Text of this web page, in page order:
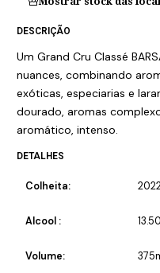
DESCRIÇÃO
Um Grand Cru Classé
nuances, combinando
exóticas, especiarias e
dourado, aromas
aromático, intenso.
DETALHES
Colheita:
Alcool :
Volume: